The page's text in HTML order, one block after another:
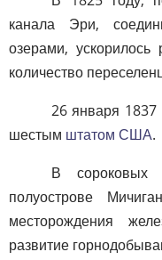
канала Эри,
озерами, ускорилось
количество
26 января 1837
шестым штатом США.
В сороковых
полуострове
месторождения
развитие